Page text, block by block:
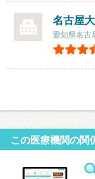
名古屋
愛知県名古
この医療機関の関